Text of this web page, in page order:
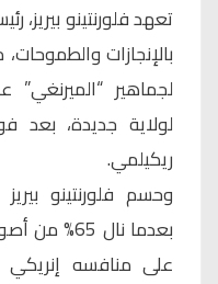
تعهدفلورنتينو بيريز،
بالإنجازات
لجماهير “الميرنغي”
لولاية جديدة، بعد
ريكيلمي.
وحسم فلورنتينو بيريز
بعدما نال
على منافسه إنريكي